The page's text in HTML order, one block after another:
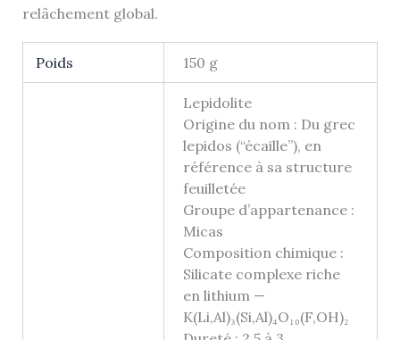
relâchement global.
Poids 150 g
Lepidolite
Origine du nom : Du grec
lepidos (“écaille”), en
référence à sa structure
feuilletée
Groupe d’appartenance :
Micas
Composition chimique :
Silicate complexe riche
en lithium —
K(Li,Al)₃(Si,Al)₄O₁₀(F,OH)₂